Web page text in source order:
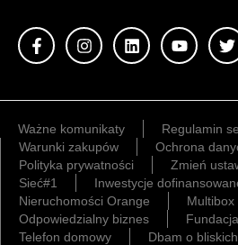
Ważne komunikaty
Regulamin
Warunki zakupów
Ochrona
Polityka prywatności
Zmień
Sieć#1
Inwestycje
Nieruchomości Orange
Multibox
Odpowiedzialny biznes
Telefon domowy
Dbam o bliskich